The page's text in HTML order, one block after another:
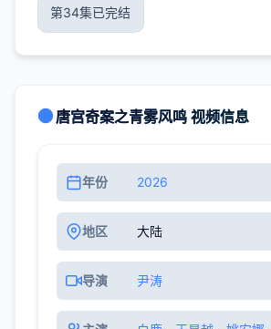
第34集已完结
唐宫奇案之青雾风鸣 视频信息
年份 2026
地区 大陆
导演 尹涛